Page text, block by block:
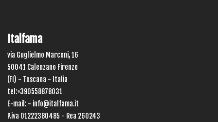
Italfama
via Guglielmo Marconi, 16
50041 Calenzano Firenze
(FI) - Toscana - Italia
tel:+390558878031
E-mail: - info@italfama.it
P.iva 01222380485 - Rea 260243